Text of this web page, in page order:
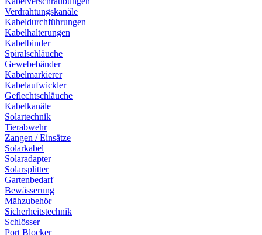
Verdrahtungskanäle
Kabeldurchführungen
Kabelhalterungen
Kabelbinder
Spiralschläuche
Gewebebänder
Kabelmarkierer
Kabelaufwickler
Geflechtschläuche
Kabelkanäle
Solartechnik
Tierabwehr
Zangen / Einsätze
Solarkabel
Solaradapter
Solarsplitter
Gartenbedarf
Bewässerung
Mähzubehör
Sicherheitstechnik
Schlösser
Port Blocker